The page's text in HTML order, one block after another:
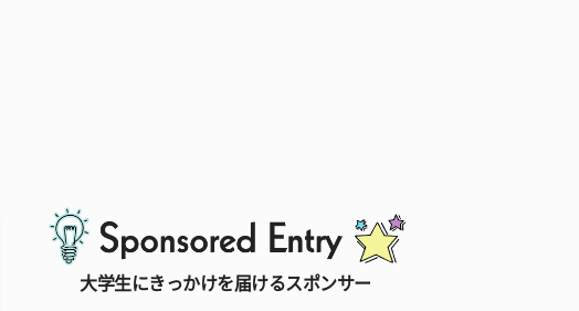
大学生にきっかけを届けるスポンサー